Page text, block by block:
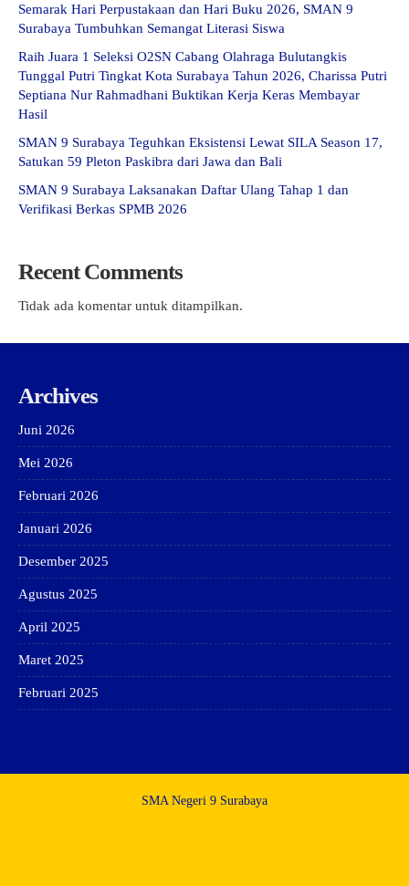
Semarak Hari Perpustakaan dan Hari Buku 2026, SMAN 9
Surabaya Tumbuhkan Semangat Literasi Siswa
Raih Juara 1 Seleksi O2SN Cabang Olahraga Bulutangkis
Tunggal Putri Tingkat Kota Surabaya Tahun 2026, Charissa Putri
Septiana Nur Rahmadhani Buktikan Kerja Keras Membayar
Hasil
SMAN 9 Surabaya Teguhkan Eksistensi Lewat SILA Season 17,
Satukan 59 Pleton Paskibra dari Jawa dan Bali
SMAN 9 Surabaya Laksanakan Daftar Ulang Tahap 1 dan
Verifikasi Berkas SPMB 2026
Recent Comments
Tidak ada komentar untuk ditampilkan.
Archives
Juni 2026
Mei 2026
Februari 2026
Januari 2026
Desember 2025
Agustus 2025
April 2025
Maret 2025
Februari 2025
SMA Negeri 9 Surabaya